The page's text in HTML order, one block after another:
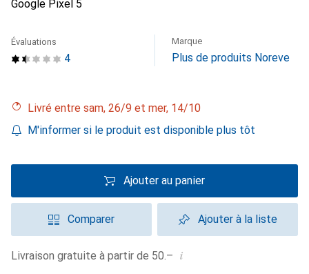
Google Pixel 5
4
Évaluations Marque
Plus de produits Noreve
Livré entre sam, 26/9 et mer, 14/10
M'informer si le produit est disponible plus tôt
Ajouter au panier
Comparer Ajouter à la liste
Livraison gratuite à partir de 50.– i